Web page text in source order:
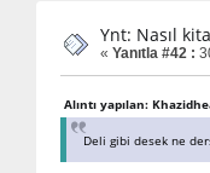
Ynt: Nasıl
« Yanıtla #42 :
Alıntı yapılan:
Deli gibi desek ne